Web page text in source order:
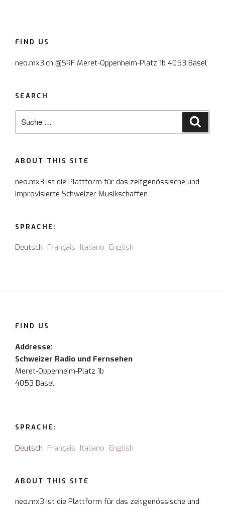
FIND US
neo.mx3.ch @SRF Meret-Oppenheim-Platz 1b 4053 Basel
SEARCH
ABOUT THIS SITE
neo.mx3 ist die Plattform für das zeitgenössische und
improvisierte Schweizer Musikschaffen
SPRACHE:
Deutsch Français Italiano English
FIND US
Addresse:
Schweizer Radio und Fernsehen
Meret-Oppenheim-Platz 1b
4053 Basel
SPRACHE:
Deutsch Français Italiano English
ABOUT THIS SITE
neo.mx3 ist die Plattform für das zeitgenössische und